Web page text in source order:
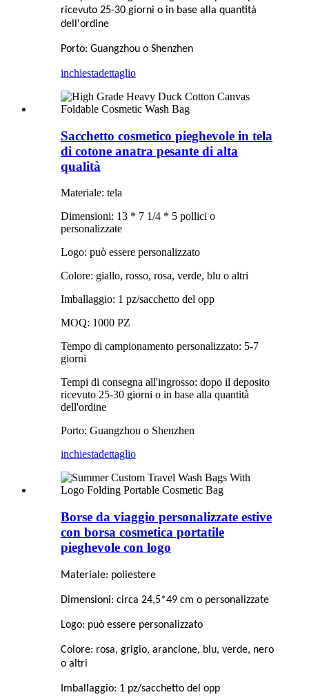
ricevuto 25-30 giorni o in base alla quantità
dell'ordine
Porto: Guangzhou o Shenzhen
inchiestadettaglio
Sacchetto cosmetico pieghevole in tela
di cotone anatra pesante di alta
qualità
Materiale: tela
Dimensioni: 13 * 7 1/4 * 5 pollici o
personalizzate
Logo: può essere personalizzato
Colore: giallo, rosso, rosa, verde, blu o altri
Imballaggio: 1 pz/sacchetto del opp
MOQ: 1000 PZ
Tempo di campionamento personalizzato: 5-7
giorni
Tempi di consegna all'ingrosso: dopo il deposito
ricevuto 25-30 giorni o in base alla quantità
dell'ordine
Porto: Guangzhou o Shenzhen
inchiestadettaglio
Borse da viaggio personalizzate estive
con borsa cosmetica portatile
pieghevole con logo
Materiale: poliestere
Dimensioni: circa 24,5*49 cm o personalizzate
Logo: può essere personalizzato
Colore: rosa, grigio, arancione, blu, verde, nero
o altri
Imballaggio: 1 pz/sacchetto del opp